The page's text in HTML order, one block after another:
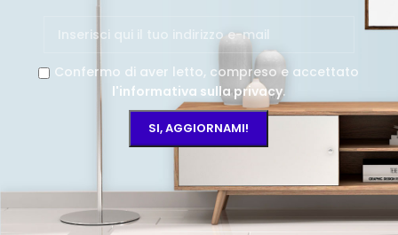
Confermo di aver letto, compreso e accettato
l'informativa sulla privacy.